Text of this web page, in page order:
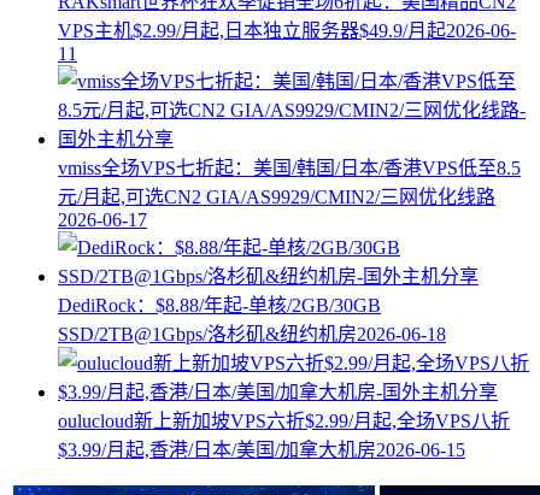
VPS主机$2.99/月起,日本独立服务器$49.9/月起2026-06-
11
vmiss全场VPS七折起：美国/韩国/日本/香港VPS低至8.5
元/月起,可选CN2 GIA/AS9929/CMIN2/三网优化线路
2026-06-17
DediRock：$8.88/年起-单核/2GB/30GB
SSD/2TB@1Gbps/洛杉矶&纽约机房2026-06-18
oulucloud新上新加坡VPS六折$2.99/月起,全场VPS八折
$3.99/月起,香港/日本/美国/加拿大机房2026-06-15